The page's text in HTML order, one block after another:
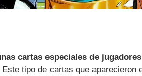
cartas especiales de jugadores
Este tipo de cartas que aparecieron